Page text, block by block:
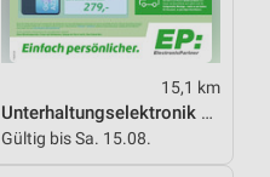
15,1 km
Unterhaltungselektronik 08/2026
Gültig bis Sa. 15.08.